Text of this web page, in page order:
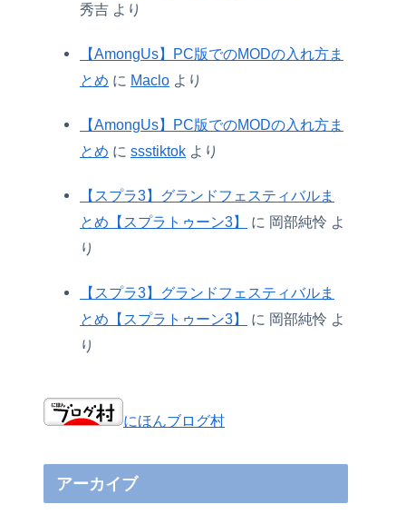
秀吉 より
【AmongUs】PC版でのMODの入れ方ま
とめ に Maclo より
【AmongUs】PC版でのMODの入れ方ま
とめ に ssstiktok より
【スプラ3】グランドフェスティバルま
とめ【スプラトゥーン3】
に 岡部純怜 よ
り
【スプラ3】グランドフェスティバルま
とめ【スプラトゥーン3】
に 岡部純怜 よ
り
にほんブログ村
アーカイブ